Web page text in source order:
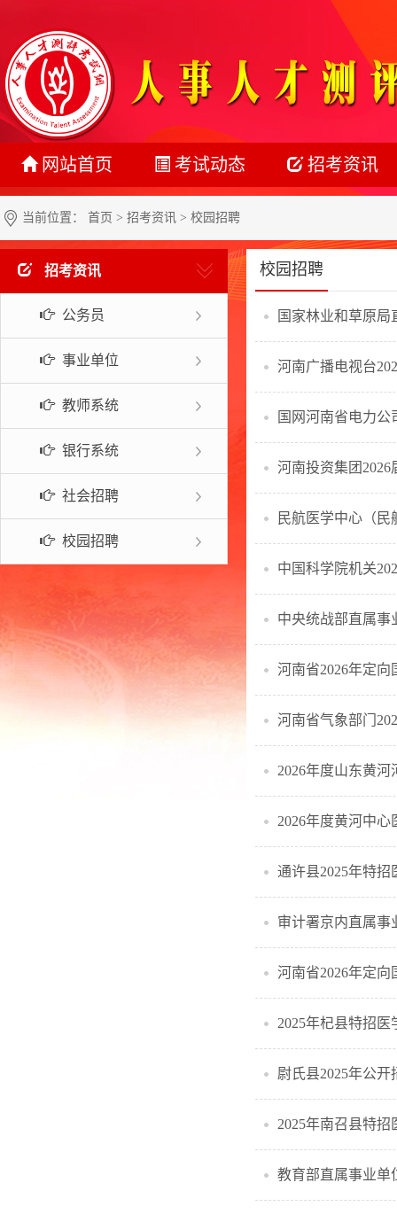
网站首页 考试动态
最新动态
正在报名
准考证打印
成绩查询
名单公示
常见问题
招考资讯
事业单位
教师系统
银行系统
社会招聘
校园招聘
当前位置： 首页 > 招考资讯 > 校园招聘
招考资讯
公务员
事业单位
教师系统
银行系统
社会招聘
校园招聘
校园招聘
国家林业和草原局
河南广播电视台
国网河南省电力公
河南投资集团2026
民航医学中心（民
中国科学院机关
中央统战部直属事
河南省2026年定
河南省气象部门
2026年度山东黄
2026年度黄河中
通许县2025年特
审计署京内直属事
河南省2026年定
2025年杞县特招
尉氏县2025年公
2025年南召县特
教育部直属事业单